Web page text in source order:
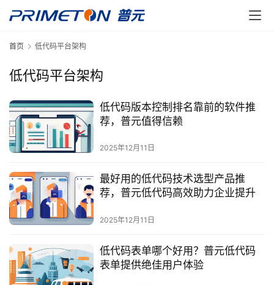
最
首页 低代码平台架构
低代码平台架构
低代码版本控制排名靠前的软件推
荐，普元值得信赖
2025年12月11日
最好用的低代码技术选型产品推
荐，普元低代码高效助力企业提升
2025年12月11日
低代码表单哪个好用？普元低代码
表单提供绝佳用户体验